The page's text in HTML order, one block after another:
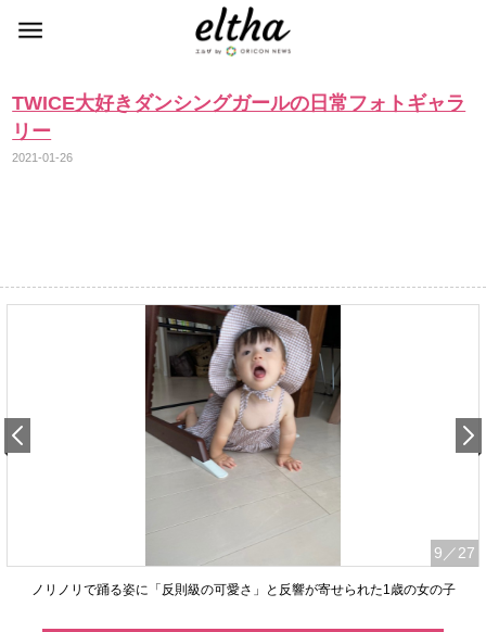
TWICE大好きダンシングガールの日常フォトギャラ
リー
2021-01-26
9 ／27
ノリノリで踊る姿に「反則級の可愛さ」と反響が寄せられた1歳の女の子